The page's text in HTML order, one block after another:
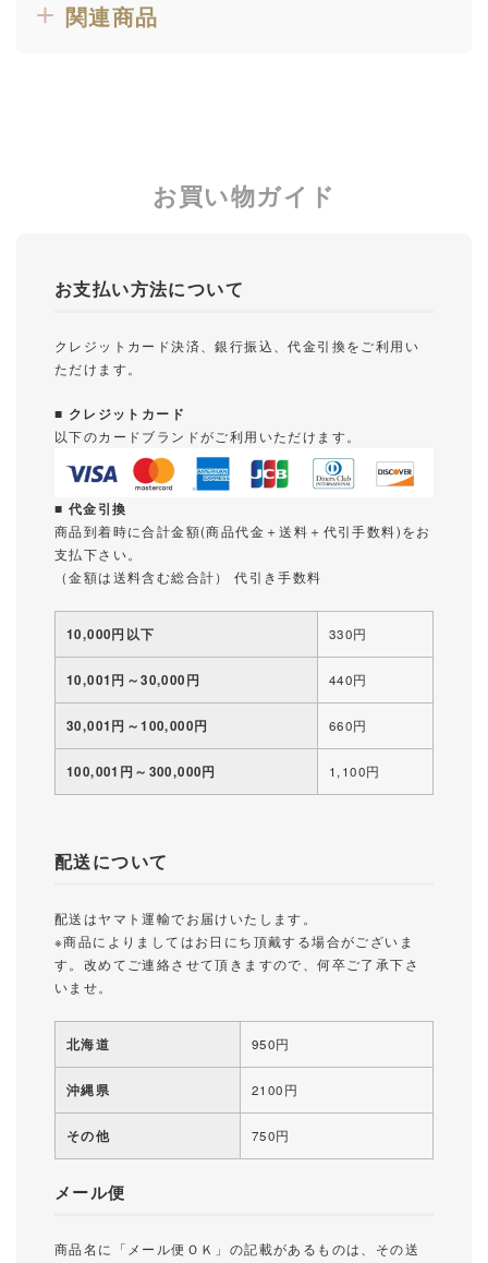
関連商品
お買い物ガイド
お支払い方法について
クレジットカード決済、銀行振込、代金引換をご利用い
ただけます。
■ クレジットカード
以下のカードブランドがご利用いただけます。
■ 代金引換
商品到着時に合計金額(商品代金＋送料＋代引手数料)をお
支払下さい。
（金額は送料含む総合計） 代引き手数料
10,000円以下 330円
10,001円～30,000円 440円
30,001円～100,000円 660円
100,001円～300,000円 1,100円
配送について
配送はヤマト運輸でお届けいたします。
※商品によりましてはお日にち頂戴する場合がございま
す。改めてご連絡させて頂きますので、何卒ご了承下さ
いませ。
北海道 950円
沖縄県 2100円
その他 750円
メール便
商品名に「メール便ＯＫ」の記載があるものは、その送